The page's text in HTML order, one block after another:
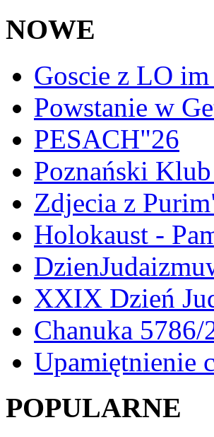
NOWE
Goscie z LO
Powstanie w
PESACH"26
Poznański
Zdjecia z
Holokaust -
XXIX Dzień
Chanuka
Upamiętnienie
POPULARNE